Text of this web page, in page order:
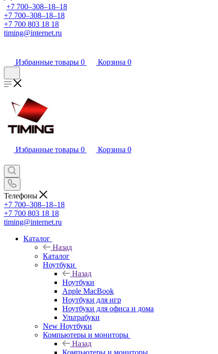
+7 700‒308‒18‒18
+7 700‒308‒18‒18
+7 700 803 18 18
timing@internet.ru
Избранные товары 0 Корзина 0
Избранные товары 0 Корзина 0
Телефоны
+7 700‒308‒18‒18
+7 700 803 18 18
timing@internet.ru
Каталог
Назад
Каталог
Ноутбуки
Назад
Ноутбуки
Apple MacBook
Ноутбуки для игр
Ноутбуки для офиса и дома
Ультрабуки
New Ноутбуки
Компьютеры и мониторы
Назад
Компьютеры и мониторы